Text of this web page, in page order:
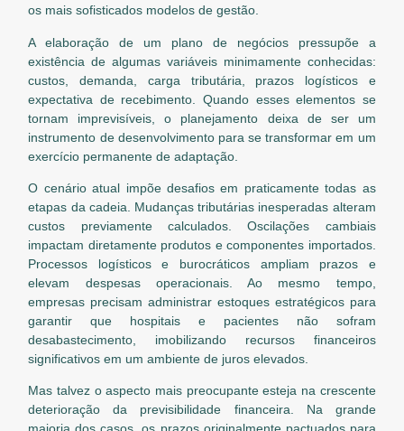
os mais sofisticados modelos de gestão.
A elaboração de um plano de negócios pressupõe a
existência de algumas variáveis minimamente conhecidas:
custos, demanda, carga tributária, prazos logísticos e
expectativa de recebimento. Quando esses elementos se
tornam imprevisíveis, o planejamento deixa de ser um
instrumento de desenvolvimento para se transformar em um
exercício permanente de adaptação.
O cenário atual impõe desafios em praticamente todas as
etapas da cadeia. Mudanças tributárias inesperadas alteram
custos previamente calculados. Oscilações cambiais
impactam diretamente produtos e componentes importados.
Processos logísticos e burocráticos ampliam prazos e
elevam despesas operacionais. Ao mesmo tempo,
empresas precisam administrar estoques estratégicos para
garantir que hospitais e pacientes não sofram
desabastecimento, imobilizando recursos financeiros
significativos em um ambiente de juros elevados.
Mas talvez o aspecto mais preocupante esteja na crescente
deterioração da previsibilidade financeira. Na grande